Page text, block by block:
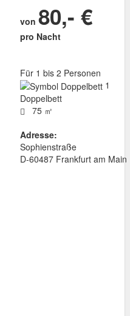
von 80,- €
pro Nacht
Für 1 bis 2 Personen
1
Doppelbett
75 ㎡
Adresse:
Sophienstraße
D-60487Frankfurt am Main